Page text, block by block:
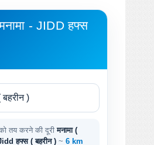
- JIDD हफ्स
को तय करने की दूरीमनामा (
हफ्स ( बहरीन ) ~ 6 km